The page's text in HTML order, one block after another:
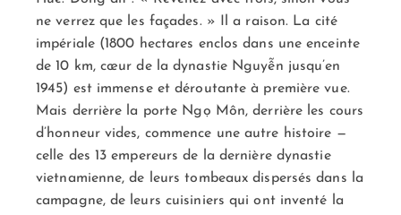
ne verrez que les façades. » Il a raison. La cité
impériale (1800 hectares enclos dans une enceinte
de 10 km, cœur de la dynastie Nguyễn jusqu’en
1945) est immense et déroutante à première vue.
Mais derrière la porte Ngọ Môn, derrière les cours
d’honneur vides, commence une autre histoire —
celle des 13 empereurs de la dernière dynastie
vietnamienne, de leurs tombeaux dispersés dans la
campagne, de leurs cuisiniers qui ont inventé la